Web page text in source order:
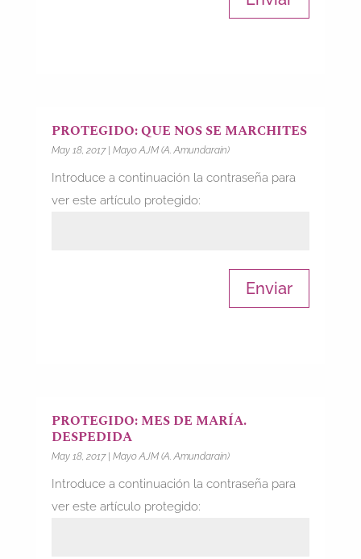
PROTEGIDO: QUE NOS SE MARCHITES
May 18, 2017| Mayo AJM (A. Amundarain)
Introduce a continuación la contraseña para
ver este artículo protegido:
Enviar
PROTEGIDO: MES DE MARÍA.
DESPEDIDA
May 18, 2017| Mayo AJM (A. Amundarain)
Introduce a continuación la contraseña para
ver este artículo protegido: